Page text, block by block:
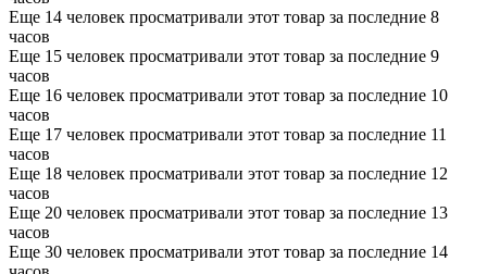
Еще 14 человек просматривали этот товар за последние 8
часов
Еще 15 человек просматривали этот товар за последние 9
часов
Еще 16 человек просматривали этот товар за последние 10
часов
Еще 17 человек просматривали этот товар за последние 11
часов
Еще 18 человек просматривали этот товар за последние 12
часов
Еще 20 человек просматривали этот товар за последние 13
часов
Еще 30 человек просматривали этот товар за последние 14